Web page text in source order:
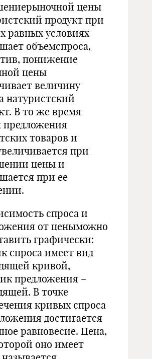
цены
продукт при
равных условиях
объемспроса,
понижение
цены
величину
натуристский
В то же время
предложения
товаров и
при
цены и
при ее
спроса и
от ценыможно
графически:
спроса имеет вид
кривой,
предложения –
В точке
кривых спроса
достигается
равновесие. Цена,
оно имеет